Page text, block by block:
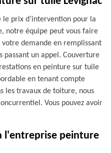
le prix d’intervention pour la
notre équipe peut vous faire
demande en remplissant
passant un appel. Couverture
en peinture sur tuile
en tenant compte
les travaux de toiture, nous
Vous pouvez avoir
l'entreprise peinture